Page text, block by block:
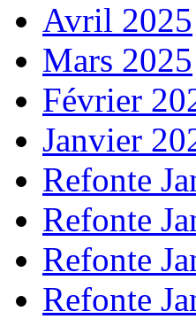
Avril 2025
Mars 2025
Février
Janvier
Refonte
Refonte
Refonte
Refonte